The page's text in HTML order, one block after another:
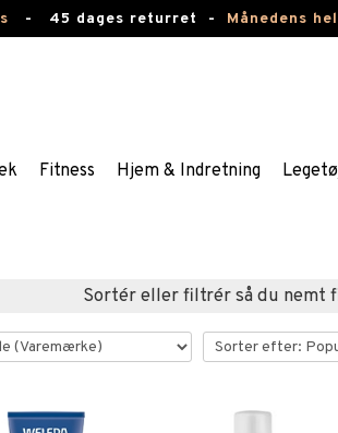
- 45 dages returret - Månedens
Fitness Hjem & Indretning
Sortér eller filtrér så du nemt